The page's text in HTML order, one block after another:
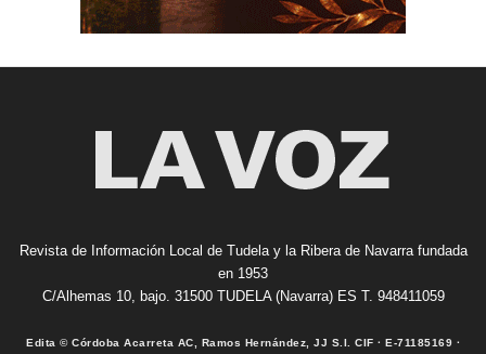
Revista de Información Local de Tudela y la Ribera de Navarra fundada
en 1953
C/Alhemas 10, bajo. 31500 TUDELA (Navarra) ES T. 948411059
Edita © Córdoba Acarreta AC, Ramos Hernández, JJ S.I. CIF · E-71185169 ·